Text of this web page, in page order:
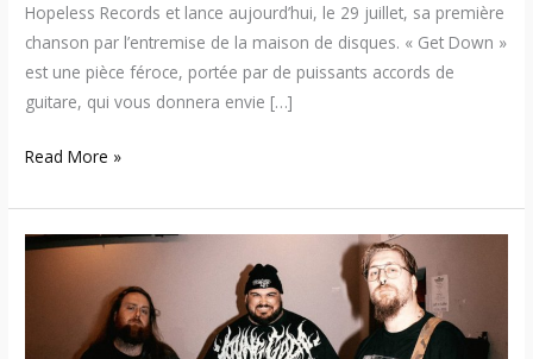
Hopeless Records et lance aujourd’hui, le 29 juillet, sa première
chanson par l’entremise de la maison de disques. « Get Down »
est une pièce féroce, portée par de puissants accords de
guitare, qui vous donnera envie […]
Read More »
Left